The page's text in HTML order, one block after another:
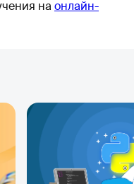
на онлайн-